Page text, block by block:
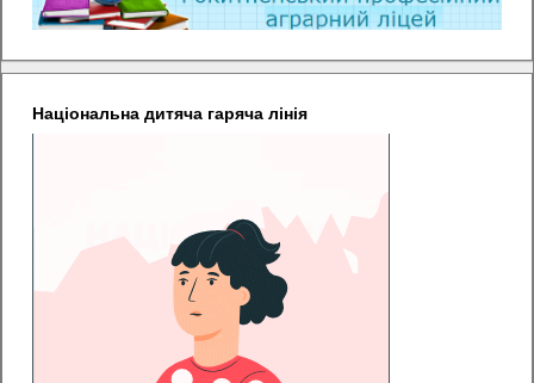
Національна дитяча гаряча лінія